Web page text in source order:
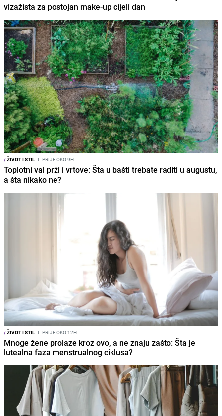
vizažista za postojan make-up cijeli dan
/ŽIVOT I STIL I PRIJE OKO 9H
Toplotni val prži i vrtove: Šta u bašti trebate raditi u augustu,
a šta nikako ne?
/ŽIVOT I STIL I PRIJE OKO 12H
Mnoge žene prolaze kroz ovo, a ne znaju zašto: Šta je
lutealna faza menstrualnog ciklusa?